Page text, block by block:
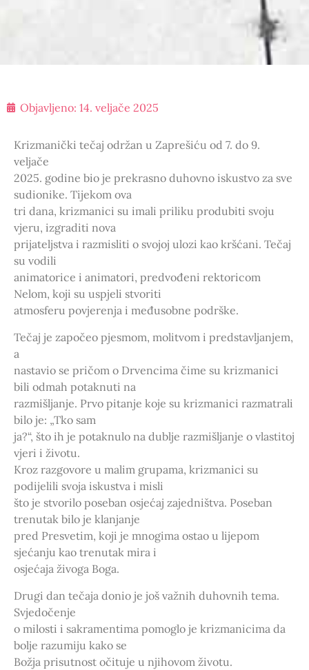
Objavljeno: 14. veljače 2025
Krizmanički tečaj održan u Zaprešiću od 7. do 9.
veljače
2025. godine bio je prekrasno duhovno iskustvo za sve
sudionike. Tijekom ova
tri dana, krizmanici su imali priliku produbiti svoju
vjeru, izgraditi nova
prijateljstva i razmisliti o svojoj ulozi kao kršćani. Tečaj
su vodili
animatorice i animatori, predvođeni rektoricom
Nelom, koji su uspjeli stvoriti
atmosferu povjerenja i međusobne podrške.
Tečaj je započeo pjesmom, molitvom i predstavljanjem,
a
nastavio se pričom o Drvencima čime su krizmanici
bili odmah potaknuti na
razmišljanje. Prvo pitanje koje su krizmanici razmatrali
bilo je: „Tko sam
ja?“, što ih je potaknulo na dublje razmišljanje o vlastitoj
vjeri i životu.
Kroz razgovore u malim grupama, krizmanici su
podijelili svoja iskustva i misli
što je stvorilo poseban osjećaj zajedništva. Poseban
trenutak bilo je klanjanje
pred Presvetim, koji je mnogima ostao u lijepom
sjećanju kao trenutak mira i
osjećaja živoga Boga.
Drugi dan tečaja donio je još važnih duhovnih tema.
Svjedočenje
o milosti i sakramentima pomoglo je krizmanicima da
bolje razumiju kako se
Božja prisutnost očituje u njihovom životu.